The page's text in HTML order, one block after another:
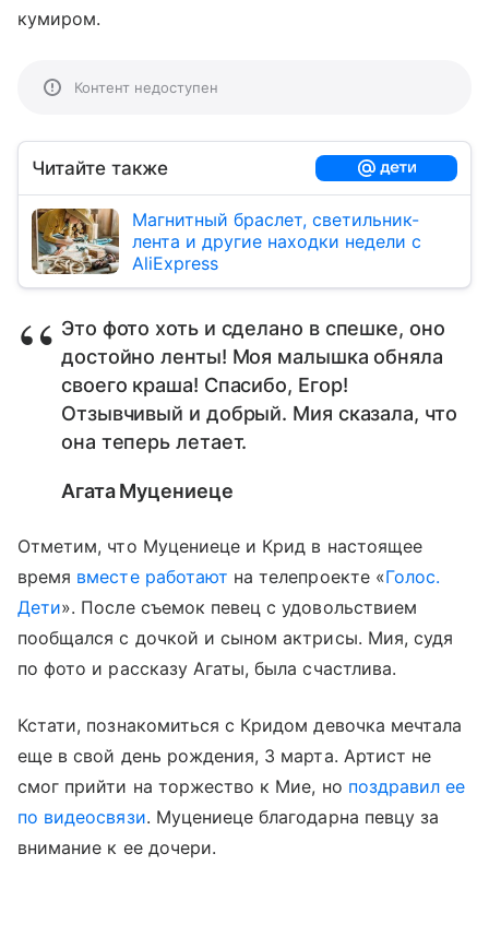
кумиром.
Контент недоступен
Читайте также
Магнитный браслет, светильник-
лента и другие находки недели с
AliExpress
Это фото хоть и сделано в спешке, оно
достойно ленты! Моя малышка обняла
своего краша! Спасибо, Егор!
Отзывчивый и добрый. Мия сказала, что
она теперь летает.
Агата Муцениеце
Отметим, что Муцениеце и Крид в настоящее
время вместе работают на телепроекте «Голос.
Дети». После съемок певец с удовольствием
пообщался с дочкой и сыном актрисы. Мия, судя
по фото и рассказу Агаты, была счастлива.
Кстати, познакомиться с Кридом девочка мечтала
еще в свой день рождения, 3 марта. Артист не
смог прийти на торжество к Мие, но поздравил ее
по видеосвязи. Муцениеце благодарна певцу за
внимание к ее дочери.